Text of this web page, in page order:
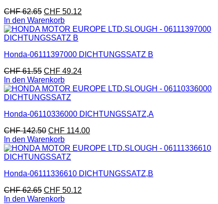
CHF62.65 CHF 50.12
In den Warenkorb
Honda-06111397000 DICHTUNGSSATZ B
CHF61.55 CHF 49.24
In den Warenkorb
Honda-06110336000 DICHTUNGSSATZ,A
CHF142.50 CHF 114.00
In den Warenkorb
Honda-06111336610 DICHTUNGSSATZ,B
CHF62.65 CHF 50.12
In den Warenkorb